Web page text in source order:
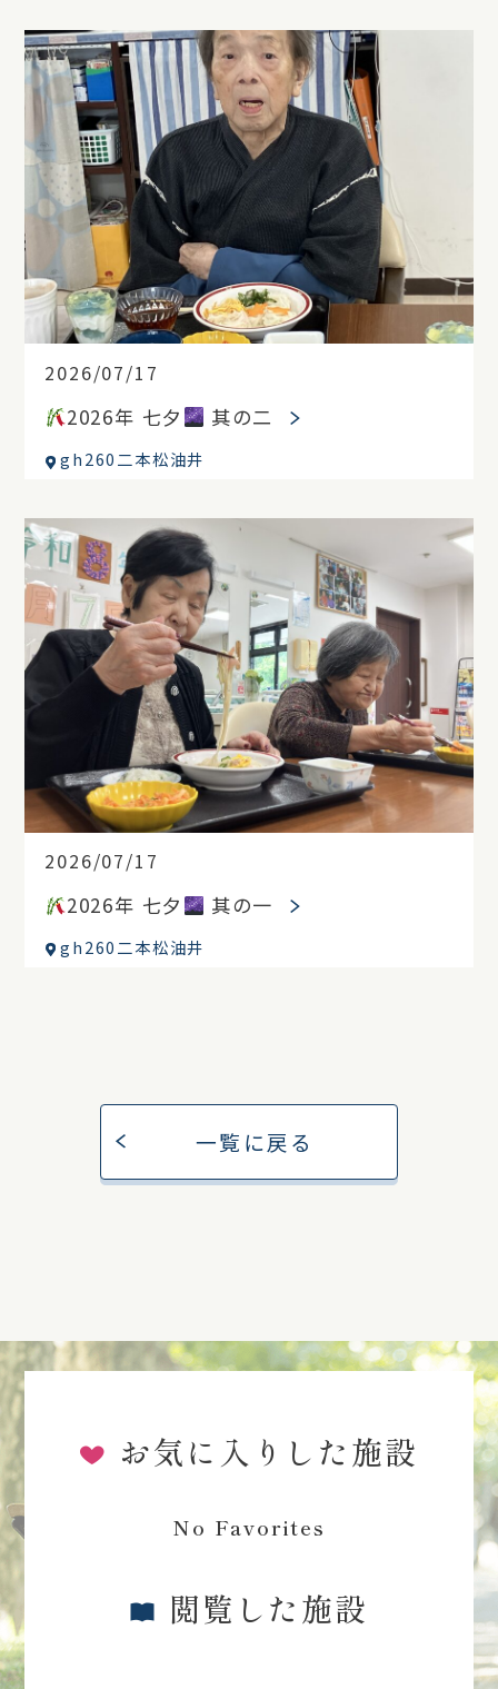
2026/07/17
2026年 七夕 其の二
gh260二本松油井
2026/07/17
2026年 七夕 其の一
gh260二本松油井
一覧に戻る
お気に入りした施設
No Favorites
閲覧した施設